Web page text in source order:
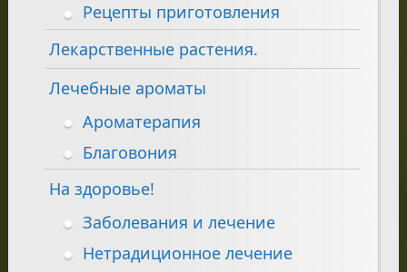
Рецепты приготовления
Лекарственные растения.
Лечебные ароматы
Ароматерапия
Благовония
На здоровье!
Заболевания и лечение
Нетрадиционное лечение